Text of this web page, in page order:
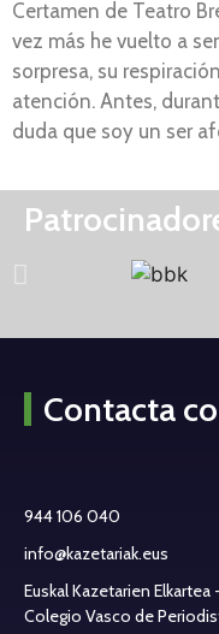
Certamen de Teatro
vez más he vuelto a
sorpresa, su
atención. Antes,
duda que soy un ser
Contacta
944 106 040
info@kazetariak.eus
Euskal Kazetarien
Colegio Vasco de